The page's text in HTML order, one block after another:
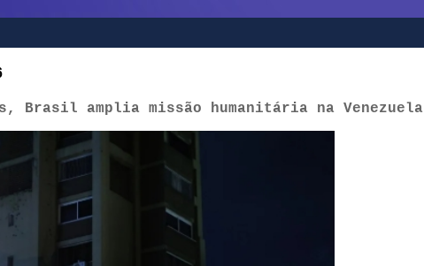
amplia missão humanitária na Venezuela